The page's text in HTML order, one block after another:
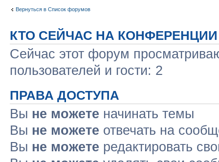
Вернуться в Список форумов
КТО СЕЙЧАС НА КОНФЕРЕНЦИИ
Сейчас этот форум
пользователей и гости: 2
ПРАВА ДОСТУПА
Вы не можете начинать темы
Вы не можете отвечать на
Вы не можете редактировать